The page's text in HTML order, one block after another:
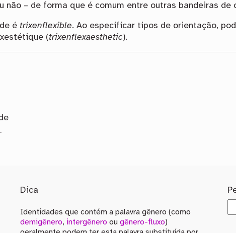
não – de forma que é comum entre outras bandeiras de
é trixenflexible. Ao especificar tipos de orientação,
(trixenflexaesthetic).
Dica
Identidades que contém a palavra gênero (como
demigênero, intergênero ou gênero-fluxo)